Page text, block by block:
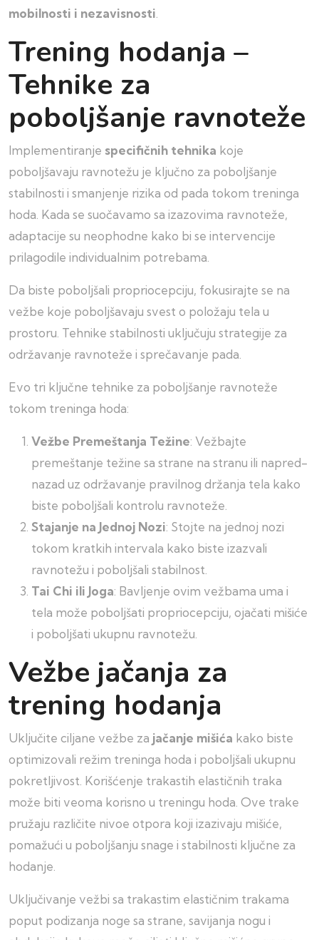
mobilnosti i nezavisnosti
Trening hodanja –
Tehnike za
poboljšanje ravnoteže
Implementiranje specifičnih tehnika koje
poboljšavaju ravnotežu je ključno za poboljšanje
stabilnosti i smanjenje rizika od pada tokom treninga
hoda. Kada se suočavamo sa izazovima ravnoteže,
adaptacije su neophodne kako bi se intervencije
prilagodile individualnim potrebama.
Da biste poboljšali propriocepciju, fokusirajte se na
vežbe koje poboljšavaju svest o položaju tela u
prostoru. Tehnike stabilnosti uključuju strategije za
održavanje ravnoteže i sprečavanje pada.
Evo tri ključne tehnike za poboljšanje ravnoteže
tokom treninga hoda:
Vežbe Premeštanja Težine: Vežbajte
premeštanje težine sa strane na stranu ili napred-
nazad uz održavanje pravilnog držanja tela kako
biste poboljšali kontrolu ravnoteže.
Stajanje na Jednoj Nozi: Stojte na jednoj nozi
tokom kratkih intervala kako biste izazvali
ravnotežu i poboljšali stabilnost.
Tai Chi ili Joga: Bavljenje ovim vežbama uma i
tela može poboljšati propriocepciju, ojačati mišiće
i poboljšati ukupnu ravnotežu.
Vežbe jačanja za
trening hodanja
Uključite ciljane vežbe za jačanje mišića kako biste
optimizovali režim treninga hoda i poboljšali ukupnu
pokretljivost. Korišćenje trakastih elastičnih traka
može biti veoma korisno u treningu hoda. Ove trake
pružaju različite nivoe otpora koji izazivaju mišiće,
pomažući u poboljšanju snage i stabilnosti ključne za
hodanje.
Uključivanje vežbi sa trakastim elastičnim trakama
poput podizanja noge sa strane, savijanja nogu i